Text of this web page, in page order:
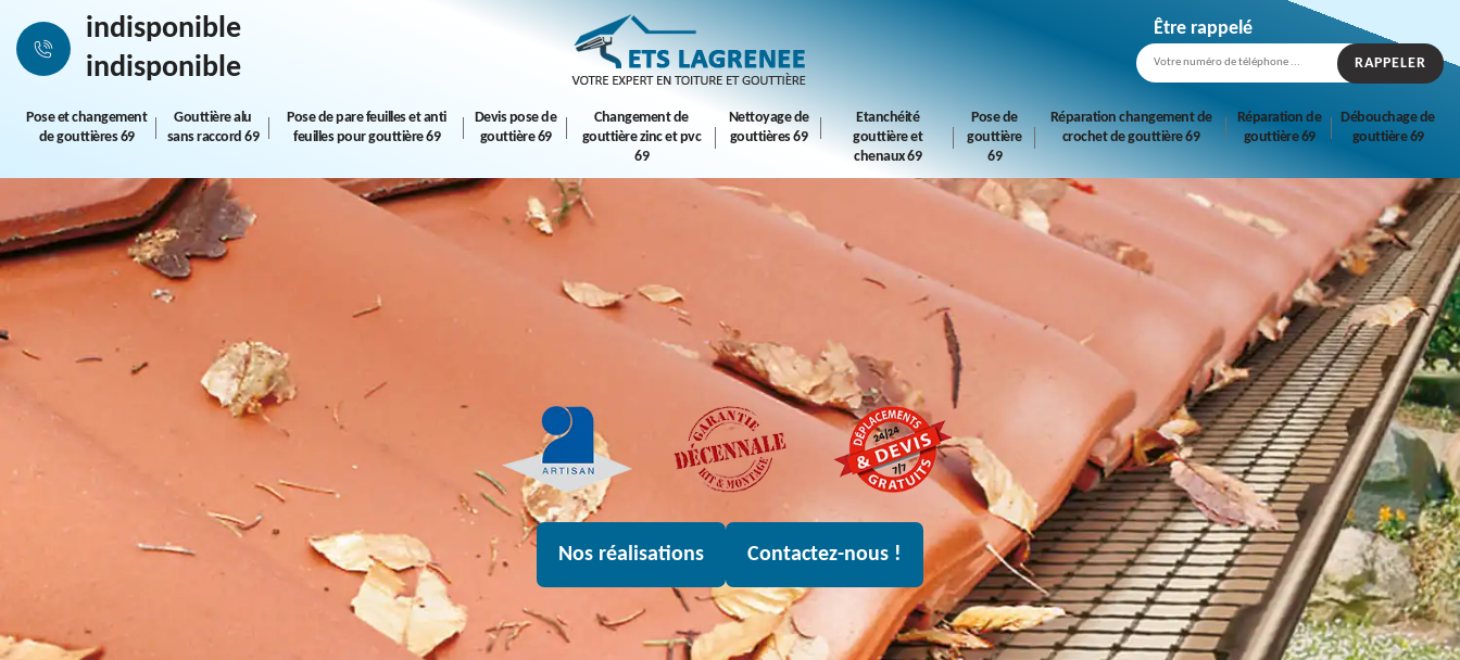
indisponible
indisponible
Être rappelé
Pose et changement
de gouttières 69
Gouttière alu
sans raccord 69
Pose de pare feuilles et anti
feuilles pour gouttière 69
Devis pose de
gouttière 69
Changement de
gouttière zinc et pvc
69
Nettoyage de
gouttières 69
Etanchéité
gouttière et
chenaux 69
Pose de
gouttière
69
Réparation changement de
crochet de gouttière 69
Réparation de
gouttière 69
Débouchage de
gouttière 69
Nos réalisations Contactez-nous !